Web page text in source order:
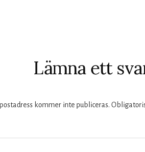
Lämna ett
kommer inte publiceras.